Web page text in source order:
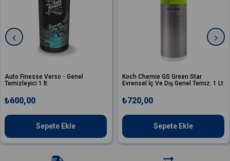
Finesse Verso - Genel
1 lt.
Sepete Ekle
Koch Chemie GS Green Star
Evrensel İç Ve Dış Genel Temiz. 1 Lt
₺720,00
Sepete Ekle